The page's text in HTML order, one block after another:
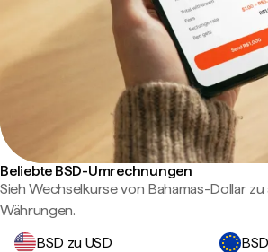
Beliebte BSD-Umrechnungen
Sieh Wechselkurse von Bahamas-Dollar
Währungen.
BSD zu USD